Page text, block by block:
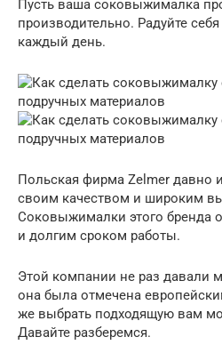
Пусть ваша соковыжималка
производительно. Радуйте
каждый день.
Польская фирма Zelmer давно
своим качеством и широким
Соковыжималки этого бренда
и долгим сроком работы.
Этой компании не раз давали
она была отмечена
же выбрать подходящую вам
Давайте разберемся.